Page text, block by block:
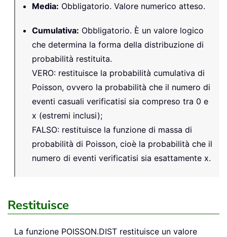
Media: Obbligatorio. Valore numerico atteso.
Cumulativa: Obbligatorio. È un valore logico
che determina la forma della distribuzione di
probabilità restituita.
VERO: restituisce la probabilità cumulativa di
Poisson, ovvero la probabilità che il numero di
eventi casuali verificatisi sia compreso tra 0 e
x (estremi inclusi);
FALSO: restituisce la funzione di massa di
probabilità di Poisson, cioè la probabilità che il
numero di eventi verificatisi sia esattamente x.
Restituisce
La funzione POISSON.DIST restituisce un valore